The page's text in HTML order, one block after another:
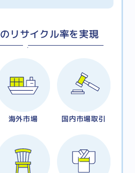
のリサイクル率を実現
海外市場 国内市場取引